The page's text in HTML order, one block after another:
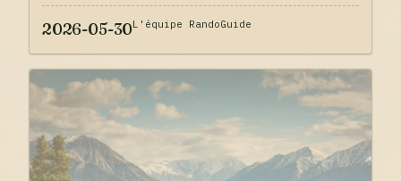
2026-05-30L'équipe RandoGuide